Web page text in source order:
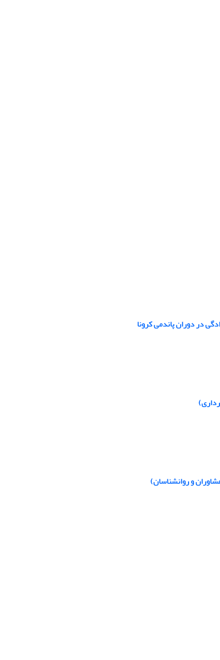
در دوران پاندمی کرونا
و روانشناسان)